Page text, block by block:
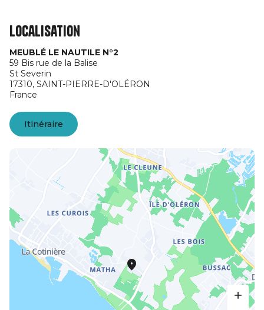
Localisation
MEUBLÉ LE NAUTILE N°2
59 Bis rue de la Balise
St Severin
17310, SAINT-PIERRE-D'OLÉRON
France
Itinéraire